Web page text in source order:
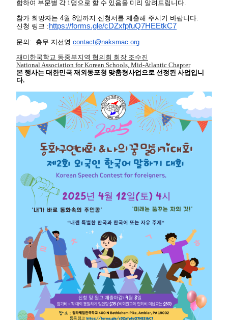
합하여 부문별 각 1명으로 할 수 있음을 미리 알려드립니다.
참가 희망자는 4월 8일까지 신청서를 제출해 주시기 바랍니다.
신청 링크 : https://forms.gle/cDZxfpfuQ7HEEtkC7
문의 : 총무 지선영 contact@naksmac.org
재미한국학교 동중부지역 협의회 회장 조수진
National Association for Korean Schools, Mid-Atlantic Chapter
본 행사는 대한민국 재외동포청 맞춤형사업으로 선정된 사업입니
다.